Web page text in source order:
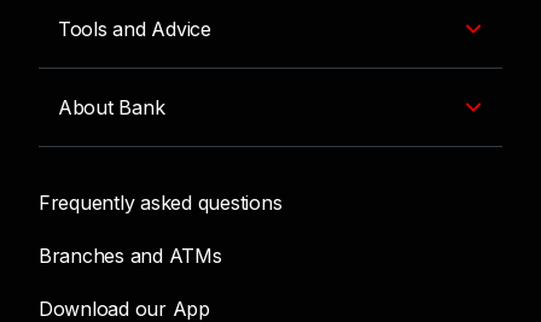
Tools and Advice
About Bank
Frequently asked questions
Branches and ATMs
Download our App